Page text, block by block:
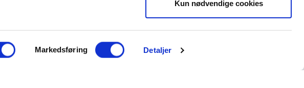
Markedsføring Detaljer
Kun nødvendige cookies
Elforsyning